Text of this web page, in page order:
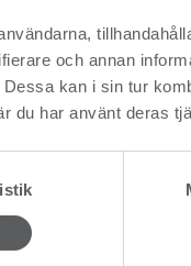
och annan
kan i sin tur
du har använt deras
80 70
84
922 1 009
1 488